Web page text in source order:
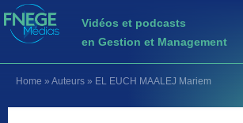
Vidéos et podcasts
en Gestion et Management
Home » Auteurs » EL EUCH MAALEJ Mariem